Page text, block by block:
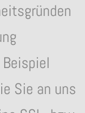
Sie an uns